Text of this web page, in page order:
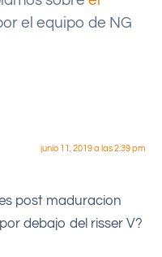
el equipo de NG
junio 11, 2019 a las 2:39 pm
post maduracion
debajo del risser V?